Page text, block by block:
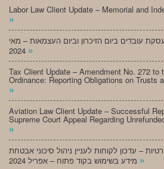
Labor Law Client Update – Memorial and
»
עובדים ביום הזיכרון וביום העצמאות – מאי
»
Tax Client Update – Amendment No. 272 to
Ordinance: Reporting Obligations on Trusts
»
Aviation Law Client Update – Successful
Supreme Court Appeal Regarding
»
– עדכון לקוחות לעניין ניהול סיכוני אבטחת
»